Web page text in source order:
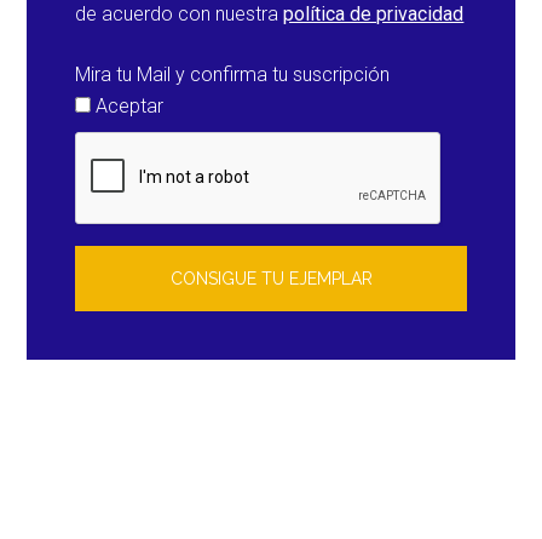
de acuerdo con nuestrapolítica de privacidad
Mira tu Mail y confirma tu suscripción
Aceptar